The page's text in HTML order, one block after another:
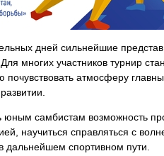
дней сильнейшие
многих участников турнир
почувствовать атмосферу
юным самбистам возможность
научиться справляться с
дальнейшем спортивном пути.